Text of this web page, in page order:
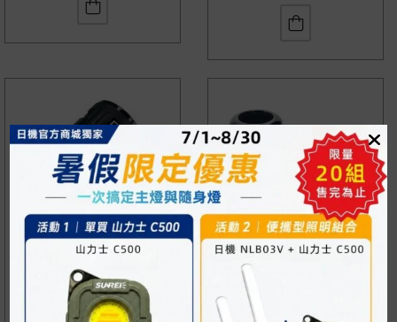
90°尼龍浪管快速接頭
N-GRTF系列 M牙、PG
牙、G牙 適用浪管外徑1
電纜固定頭 N-GNCG系
列 M牙、PG牙 適用電
纜外徑4~25mm
110